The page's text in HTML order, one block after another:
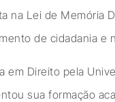
na Lei de Memória
de cidadania e
em Direito pela
sua formação